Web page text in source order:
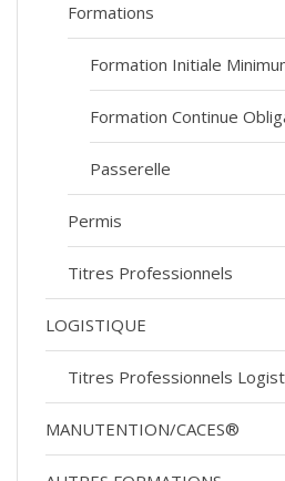
Formations
Formation Initiale
Formation Continue
Passerelle
Permis
Titres Professionnels
LOGISTIQUE
Titres Professionnels
MANUTENTION/CACES®